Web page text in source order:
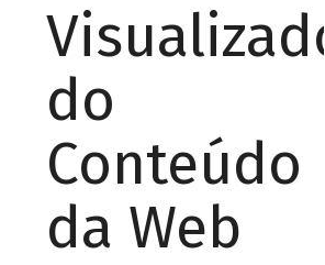
do
Conteúdo
da Web